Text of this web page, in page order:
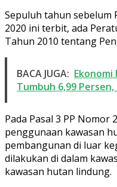
Sepuluh tahun sebelum
2020 ini terbit, ada
Tahun 2010 tentang
BACA JUGA: Ekonomi
Tumbuh 6,99
Pada Pasal 3 PP Nomor
penggunaan kawasan
pembangunan di luar
dilakukan di dalam
kawasan hutan lindung.